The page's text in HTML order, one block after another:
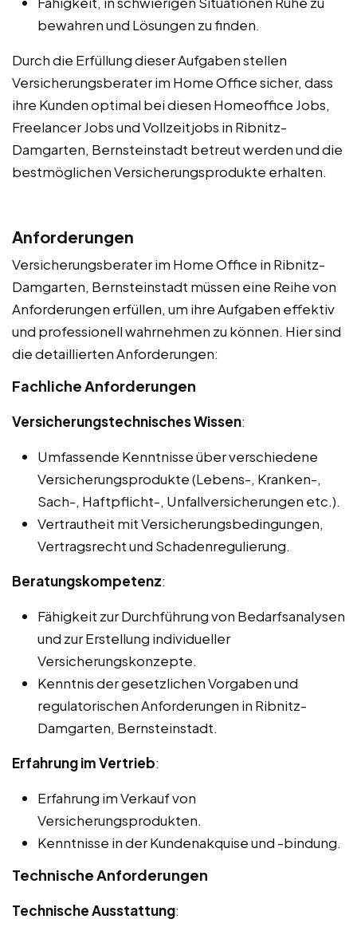
bewahren und Lösungen zu finden.
Durch die Erfüllung dieser Aufgaben stellen
Versicherungsberater im Home Office sicher, dass
ihre Kunden optimal bei diesen Homeoffice Jobs,
Freelancer Jobs und Vollzeitjobs in Ribnitz-
Damgarten, Bernsteinstadt betreut werden und die
bestmöglichen Versicherungsprodukte erhalten.
Anforderungen
Versicherungsberater im Home Office in Ribnitz-
Damgarten, Bernsteinstadt müssen eine Reihe von
Anforderungen erfüllen, um ihre Aufgaben effektiv
und professionell wahrnehmen zu können. Hier sind
die detaillierten Anforderungen:
Fachliche Anforderungen
Versicherungstechnisches Wissen:
Umfassende Kenntnisse über verschiedene
Versicherungsprodukte (Lebens-, Kranken-,
Sach-, Haftpflicht-, Unfallversicherungen etc.).
Vertrautheit mit Versicherungsbedingungen,
Vertragsrecht und Schadenregulierung.
Beratungskompetenz:
Fähigkeit zur Durchführung von Bedarfsanalysen
und zur Erstellung individueller
Versicherungskonzepte.
Kenntnis der gesetzlichen Vorgaben und
regulatorischen Anforderungen in Ribnitz-
Damgarten, Bernsteinstadt.
Erfahrung im Vertrieb:
Erfahrung im Verkauf von
Versicherungsprodukten.
Kenntnisse in der Kundenakquise und -bindung.
Technische Anforderungen
Technische Ausstattung: